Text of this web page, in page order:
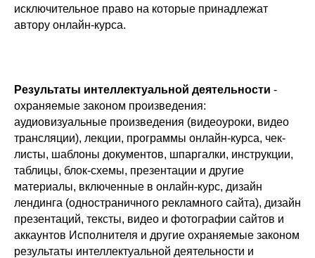
исключительное право на которые принадлежат
автору онлайн-курса.
Результаты интеллектуальной деятельности -
охраняемые законом произведения:
аудиовизуальные произведения (видеоуроки, видео
трансляции), лекции, программы онлайн-курса, чек-
листы, шаблоны документов, шпаргалки, инструкции,
таблицы, блок-схемы, презентации и другие
материалы, включенные в онлайн-курс, дизайн
лендинга (одностраничного рекламного сайта), дизайн
презентаций, тексты, видео и фотографии сайтов и
аккаунтов Исполнителя и другие охраняемые законом
результаты интеллектуальной деятельности и